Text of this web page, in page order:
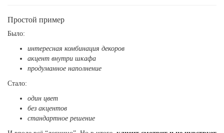
Простой пример
Было:
интересная комбинация декоров
акцент внутри шкафа
продуманное наполнение
Стало:
один цвет
без акцентов
стандартное решение